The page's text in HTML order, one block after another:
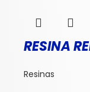
RESINA
Resinas